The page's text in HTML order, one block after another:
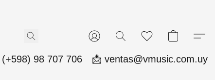
(+598) 98 707 706 📩 ventas@vmusic.com.uy